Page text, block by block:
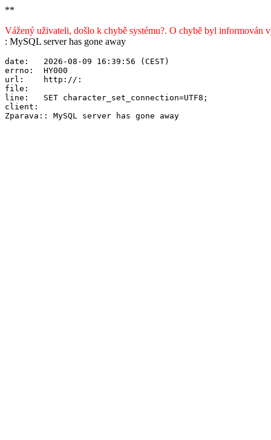
**
Vážený uživateli, došlo k chybě systému?. O chybě byl informován
: MySQL server has gone away
date:   2026-08-09 16:39:56 (CEST)
errno:  HY000
url:    http://:
file:
line:   SET character_set_connection=UTF8;
client: